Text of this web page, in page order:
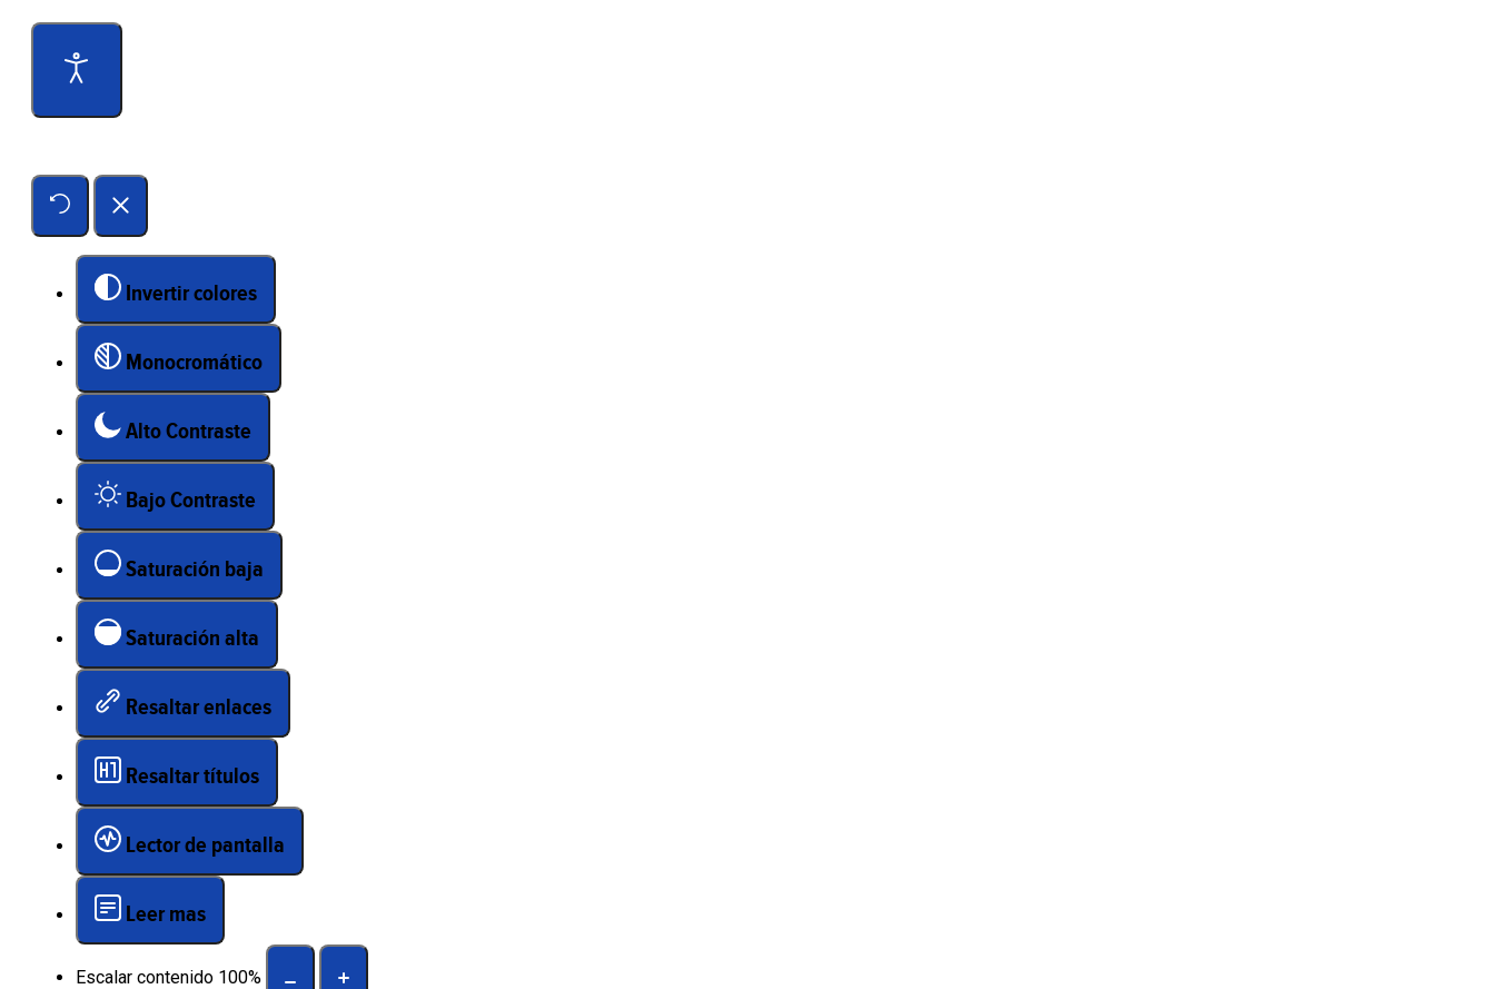
Invertir colores
Monocromático
Alto Contraste
Bajo Contraste
Saturación baja
Saturación alta
Resaltar enlaces
Resaltar títulos
Lector de pantalla
Leer mas
Escalar contenido 100%